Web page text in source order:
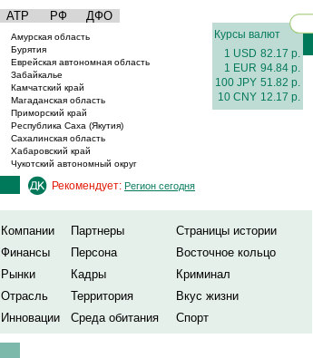
АТР РФ ДФО
Амурская область
Бурятия
Еврейская автономная область
Забайкалье
Камчатский край
Магаданская область
Приморский край
Республика Саха (Якутия)
Сахалинская область
Хабаровский край
Чукотский автономный округ
Курсы валют
1 USD 82.17 р.
1 EUR 94.84 р.
100 JPY 51.82 р.
10 CNY 12.17 р.
Рекомендует: Регион сегодня
Компании Партнеры
Страницы истории
Финансы Персона
Восточное кольцо
Рынки Кадры
Криминал
Отрасль Территория
Вкус жизни
Инновации Среда обитания Спорт